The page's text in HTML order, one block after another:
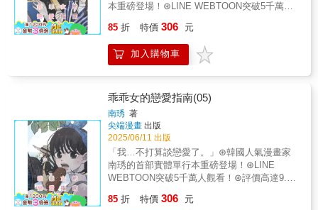
本重磅登場！⊛LINE WEBTOON突破5千萬人
♡戀愛究竟是什麼滋味…？【故事簡介】攸秀
決心向在賢告白，但在賢卻因為現實的種種因
素拒絕了攸秀。同一時間，佑元也向攸秀表達
85 折 特價 306 元
加入購物車
乖乖女的戀愛指南(05)
南琇 著
尖端漫畫 出版
2025/06/11 出版
「我…不打算談戀愛了。」⊛韓國人氣漫畫家
南琇的首部實體單行本重磅登場！⊛LINE
WEBTOON突破5千萬人觀看！⊛評價高達9.9
法開花結果？【故事簡介】在單戀的路上屢屢
85 折 特價 306 元